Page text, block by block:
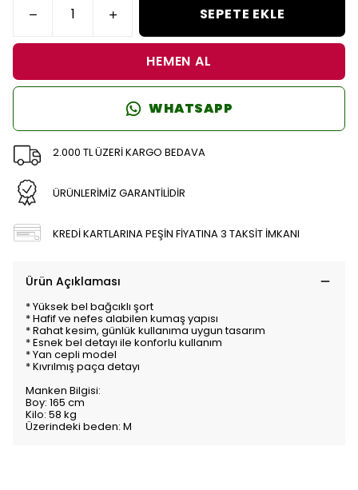
SEPETE EKLE
HEMEN AL
WHATSAPP
2.000 TL ÜZERİ KARGO BEDAVA
ÜRÜNLERİMİZ GARANTİLİDİR
KREDİ KARTLARINA PEŞİN FİYATINA 3 TAKSİT İMKANI
Ürün Açıklaması
* Yüksek bel bağcıklı şort
* Hafif ve nefes alabilen kumaş yapısı
* Rahat kesim, günlük kullanıma uygun tasarım
* Esnek bel detayı ile konforlu kullanım
* Yan cepli model
* Kıvrılmış paça detayı
Manken Bilgisi:
Boy: 165 cm
Kilo: 58 kg
Üzerindeki beden: M